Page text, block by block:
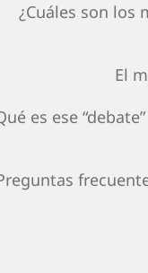
¿Cuáles son los
El
es ese